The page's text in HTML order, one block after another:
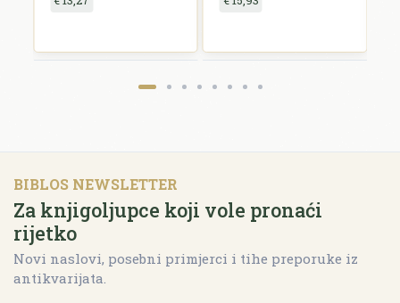
BIBLOS NEWSLETTER
Za knjigoljupce koji vole pronaći
rijetko
Novi naslovi, posebni primjerci i tihe preporuke iz
antikvarijata.